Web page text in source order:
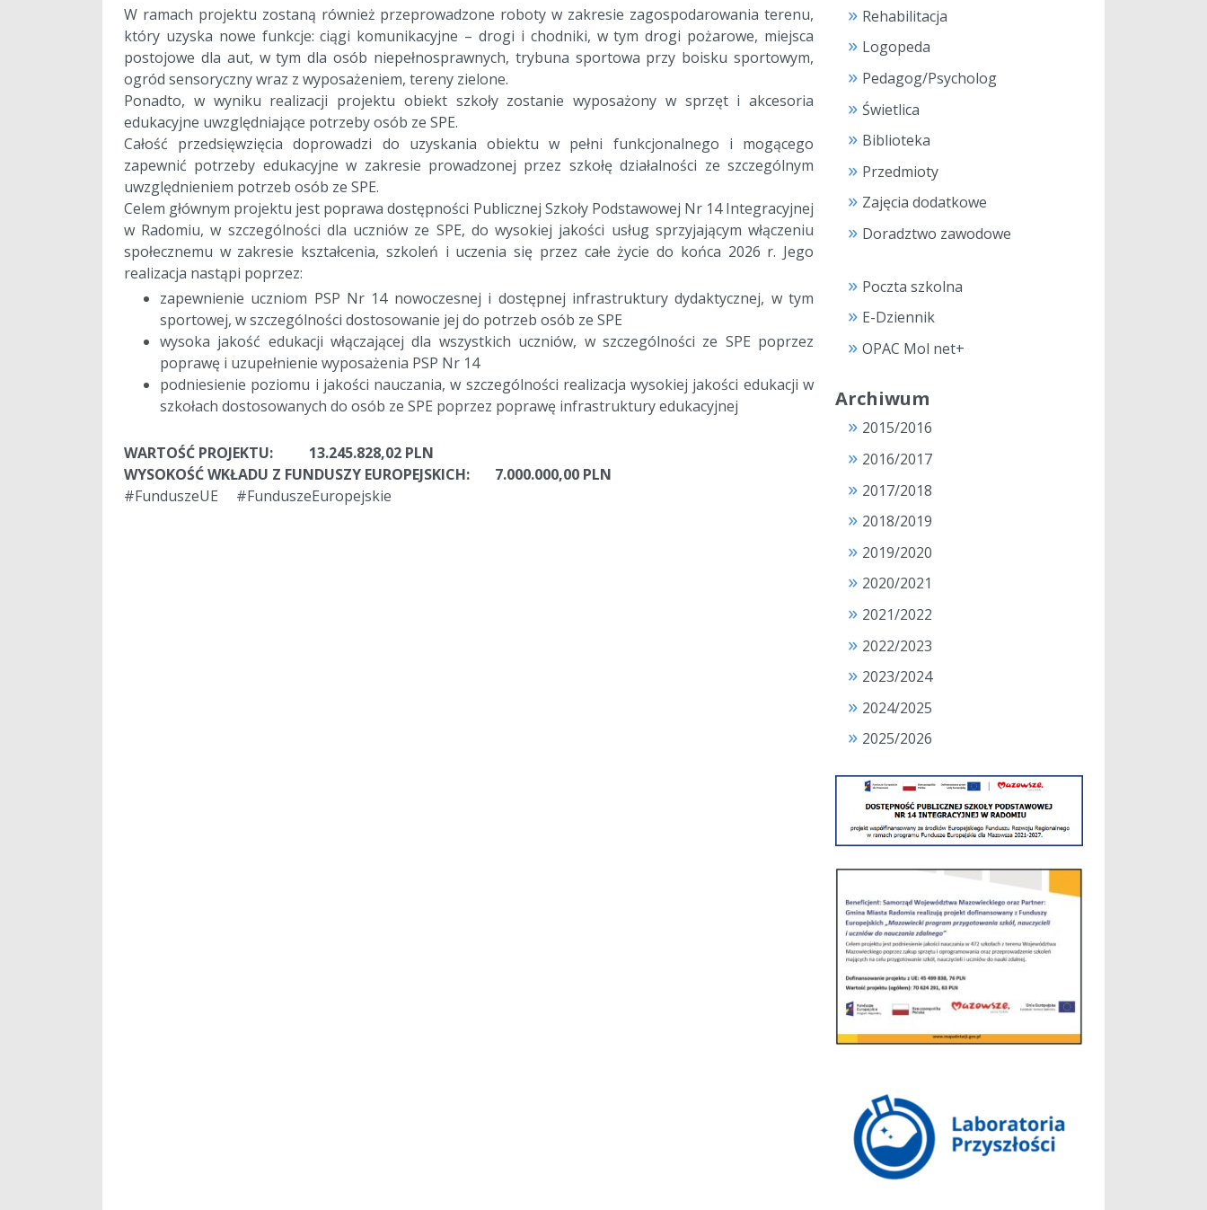
W ramach projektu zostaną również przeprowadzone roboty w zakresie zagospodarowania terenu,
który uzyska nowe funkcje: ciągi komunikacyjne – drogi i chodniki, w tym drogi pożarowe, miejsca
postojowe dla aut, w tym dla osób niepełnosprawnych, trybuna sportowa przy boisku sportowym,
ogród sensoryczny wraz z wyposażeniem, tereny zielone.
Ponadto, w wyniku realizacji projektu obiekt szkoły zostanie wyposażony w sprzęt i akcesoria
edukacyjne uwzględniające potrzeby osób ze SPE.
Całość przedsięwzięcia doprowadzi do uzyskania obiektu w pełni funkcjonalnego i mogącego
zapewnić potrzeby edukacyjne w zakresie prowadzonej przez szkołę działalności ze szczególnym
uwzględnieniem potrzeb osób ze SPE.
Celem głównym projektu jest poprawa dostępności Publicznej Szkoły Podstawowej Nr 14 Integracyjnej
w Radomiu, w szczególności dla uczniów ze SPE, do wysokiej jakości usług sprzyjającym włączeniu
społecznemu w zakresie kształcenia, szkoleń i uczenia się przez całe życie do końca 2026 r. Jego
realizacja nastąpi poprzez:
zapewnienie uczniom PSP Nr 14 nowoczesnej i dostępnej infrastruktury dydaktycznej, w tym
sportowej, w szczególności dostosowanie jej do potrzeb osób ze SPE
wysoka jakość edukacji włączającej dla wszystkich uczniów, w szczególności ze SPE poprzez
poprawę i uzupełnienie wyposażenia PSP Nr 14
podniesienie poziomu i jakości nauczania, w szczególności realizacja wysokiej jakości edukacji w
szkołach dostosowanych do osób ze SPE poprzez poprawę infrastruktury edukacyjnej
WARTOŚĆ PROJEKTU: 13.245.828,02 PLN
WYSOKOŚĆ WKŁADU Z FUNDUSZY EUROPEJSKICH: 7.000.000,00 PLN
#FunduszeUE #FunduszeEuropejskie
Rehabilitacja
Logopeda
Pedagog/Psycholog
Świetlica
Biblioteka
Przedmioty
Zajęcia dodatkowe
Doradztwo zawodowe
Poczta szkolna
E-Dziennik
OPAC Mol net+
Archiwum
2015/2016
2016/2017
2017/2018
2018/2019
2019/2020
2020/2021
2021/2022
2022/2023
2023/2024
2024/2025
2025/2026